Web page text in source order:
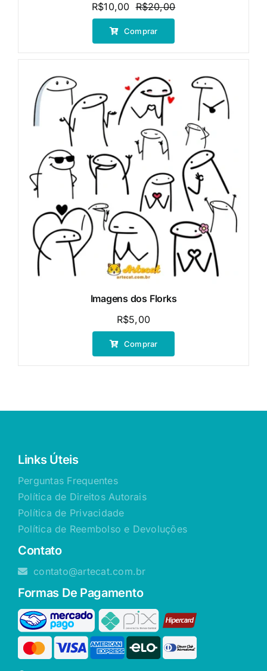
R$20,00O
preço
R$10,00
O
preço
Comprar
Imagens dos Florks
R$5,00
Comprar
Links Úteis
Perguntas Frequentes
Política de Direitos Autorais
Política de Privacidade
Política de Reembolso e Devoluções
Contato
contato@artecat.com.br
Formas De Pagamento